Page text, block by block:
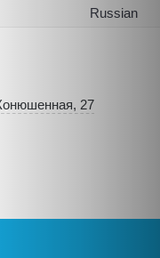
Russian
27